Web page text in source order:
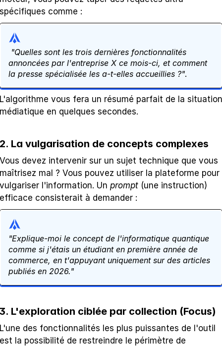
spécifiques comme :
"Quelles sont les trois dernières fonctionnalités
annoncées par l'entreprise X ce mois-ci, et comment
la presse spécialisée les a-t-elles accueillies ?".
L'algorithme vous fera un résumé parfait de la situation
médiatique en quelques secondes.
2. La vulgarisation de concepts complexes
Vous devez intervenir sur un sujet technique que vous
maîtrisez mal ? Vous pouvez utiliser la plateforme pour
vulgariser l'information. Un prompt (une instruction)
efficace consisterait à demander :
"Explique-moi le concept de l'informatique quantique
comme si j'étais un étudiant en première année de
commerce, en t'appuyant uniquement sur des articles
publiés en 2026."
3. L'exploration ciblée par collection (Focus)
L'une des fonctionnalités les plus puissantes de l'outil
est la possibilité de restreindre le périmètre de